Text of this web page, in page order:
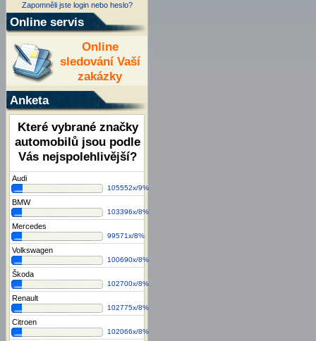
Zapomněli jste login nebo heslo?
Online servis
Online
sledování Vaší
zakázky
Anketa
Které vybrané značky
automobilů jsou podle
Vás nejspolehlivější?
Audi
105552x/9%
BMW
103396x/8%
Mercedes
99571x/8%
Volkswagen
100690x/8%
Škoda
102700x/8%
Renault
102775x/8%
Citroen
102066x/8%